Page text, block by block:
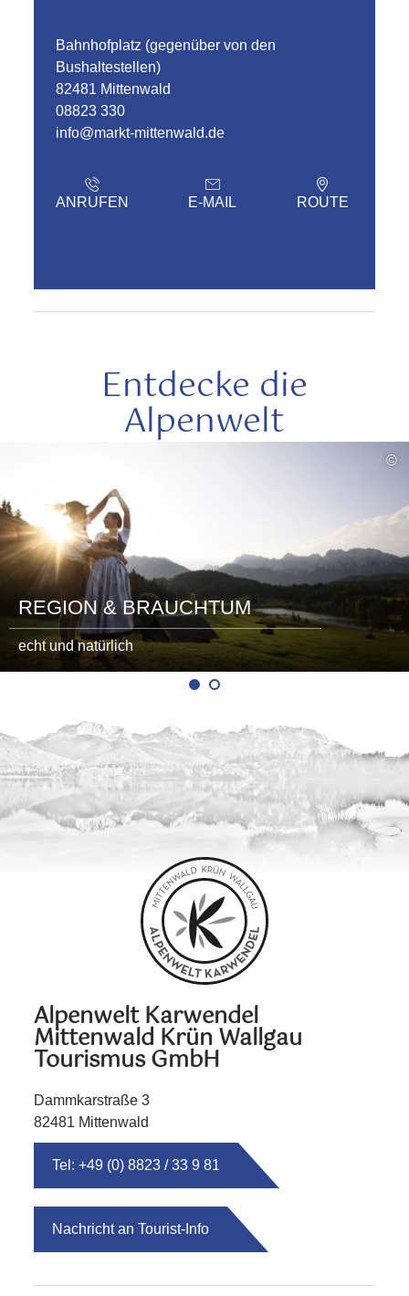
Bahnhofplatz (gegenüber von den
Bushaltestellen)
82481 Mittenwald
08823 330
info@markt-mittenwald.de
ANRUFEN E-MAIL ROUTE
Entdecke die
Alpenwelt
©
REGION & BRAUCHTUM
echt und natürlich
Alpenwelt Karwendel
Mittenwald Krün Wallgau
Tourismus GmbH
Dammkarstraße 3
82481 Mittenwald
Tel: +49 (0) 8823 / 33 9 81
Nachricht an Tourist-Info